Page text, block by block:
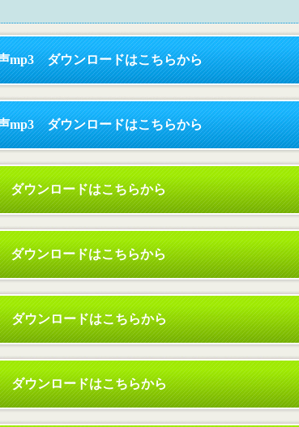
mp3 ダウンロードはこちらから
mp3 ダウンロードはこちらから
ウンロードはこちらから
ウンロードはこちらから
ウンロードはこちらから
ウンロードはこちらから